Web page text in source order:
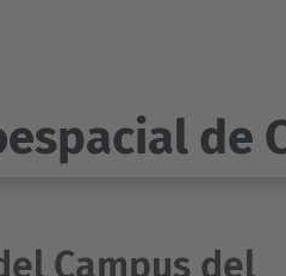
de
Campus del